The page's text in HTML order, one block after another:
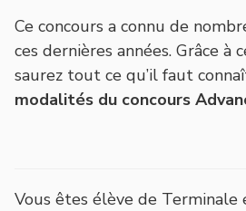
Ce concours a connu de
ces dernières années. Grâce à
saurez tout ce qu’il faut
modalités du concours
Vous êtes élève de Terminale